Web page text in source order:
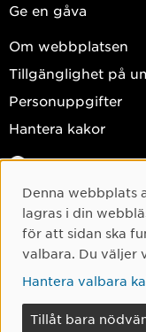
Ge en gåva
Om webbplatsen
Tillgänglighet på
Personuppgifter
Hantera kakor
Facebook
Instagram
TikTok
Youtube
Cookie-
Denna webbplats
lagras i din
för att sidan ska
valbara. Du väljer
Hantera valbara
Tillåt bara